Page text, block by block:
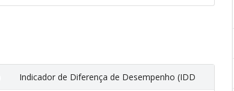
Indicador de Diferença de Desempenho (IDD